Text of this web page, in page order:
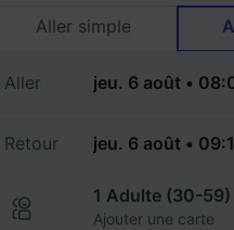
Aller simple
Aller
Retour
1 Adulte (30-59)
Ajouter une carte